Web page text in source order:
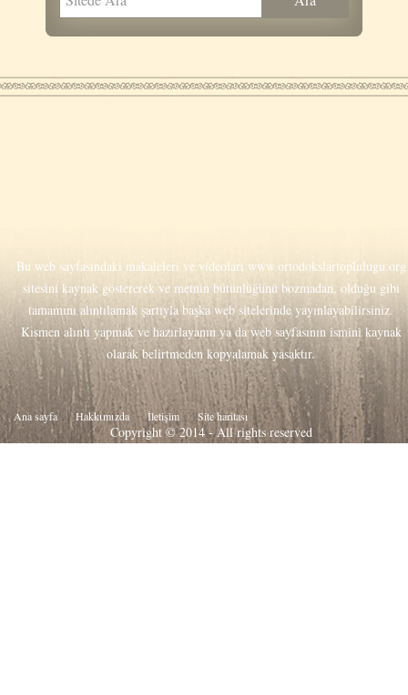
Bu web sayfasındaki makaleleri ve videoları www.ortodokslartoplulugu.org
sitesini kaynak göstererek ve metnin bütünlüğünü bozmadan, olduğu gibi
tamamını alıntılamak şartıyla başka web sitelerinde yayınlayabilirsiniz.
Kısmen alıntı yapmak ve hazırlayanın ya da web sayfasının ismini kaynak
olarak belirtmeden kopyalamak yasaktır.
Ana sayfa Hakkιmιzda İletişim Site haritası
Copyright © 2014 - All rights reserved